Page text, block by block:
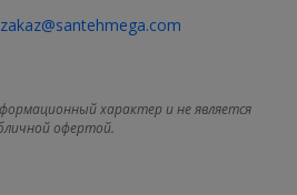
zakaz@santehmega.com
характер и не является
офертой.